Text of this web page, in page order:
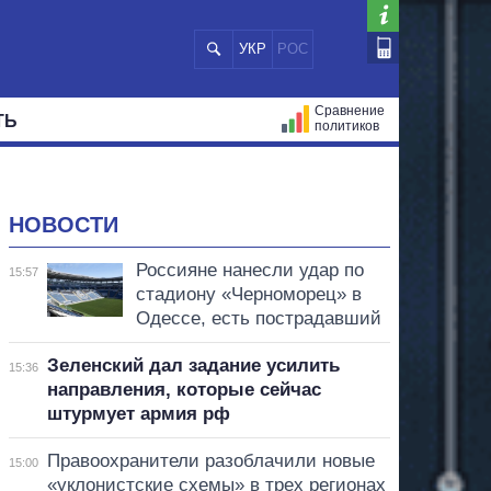
УКР РОС
Сравнение
политиков
НОВОСТИ
15:57
Россияне нанесли удар по
стадиону «Черноморец» в
Одессе, есть пострадавший
15:36
Зеленский дал задание усилить
направления, которые сейчас
штурмует армия рф
15:00
Правоохранители разоблачили новые
«уклонистские схемы» в трех регионах